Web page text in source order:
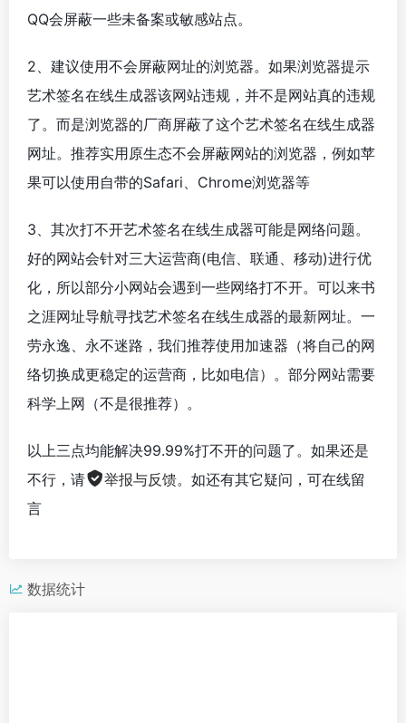
QQ会屏蔽一些未备案或敏感站点。
2、建议使用不会屏蔽网址的浏览器。如果浏览器提示
艺术签名在线生成器该网站违规，并不是网站真的违规
了。而是浏览器的厂商屏蔽了这个艺术签名在线生成器
网址。推荐实用原生态不会屏蔽网站的浏览器，例如苹
果可以使用自带的Safari、Chrome浏览器等
3、其次打不开艺术签名在线生成器可能是网络问题。
好的网站会针对三大运营商(电信、联通、移动)进行优
化，所以部分小网站会遇到一些网络打不开。可以来书
之涯网址导航寻找艺术签名在线生成器的最新网址。一
劳永逸、永不迷路，我们推荐使用加速器（将自己的网
络切换成更稳定的运营商，比如电信）。部分网站需要
科学上网（不是很推荐）。
以上三点均能解决99.99%打不开的问题了。如果还是
不行，请
举报与反馈。如还有其它疑问，可在线留
言
数据统计